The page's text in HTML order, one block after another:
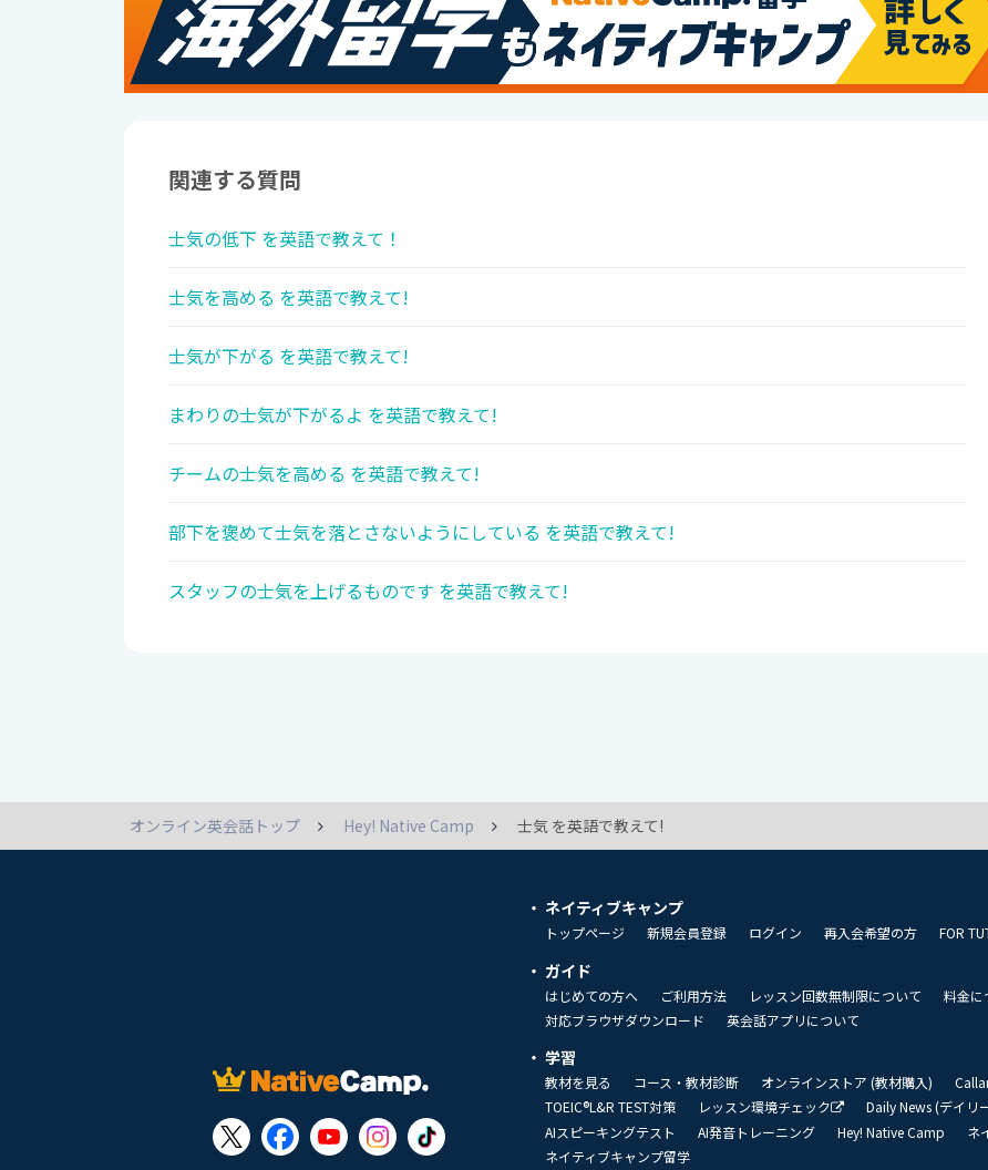
関連する質問
士気の低下 を英語で教えて！
士気を高める を英語で教えて!
士気が下がる を英語で教えて!
まわりの士気が下がるよ を英語で教えて!
チームの士気を高める を英語で教えて!
部下を褒めて士気を落とさないようにしている を英語で教えて!
スタッフの士気を上げるものです を英語で教えて!
オンライン英会話トップ Hey! Native Camp 士気 を英語で教えて!
ネイティブキャンプ
トップページ 新規会員登録 ログイン 再入会希望の方 FOR
ガイド
はじめての方へ ご利用方法 レッスン回数無制限について 料金に
対応ブラウザダウンロード
英会話アプリについて
学習
教材を見る コース・教材診断 オンラインストア (教材購入)
TOEIC®L&R TEST対策
レッスン環境チェック Daily News (デイリ
AIスピーキングテスト
AI発音トレーニング Hey! Native Camp ネ
ネイティブキャンプ留学